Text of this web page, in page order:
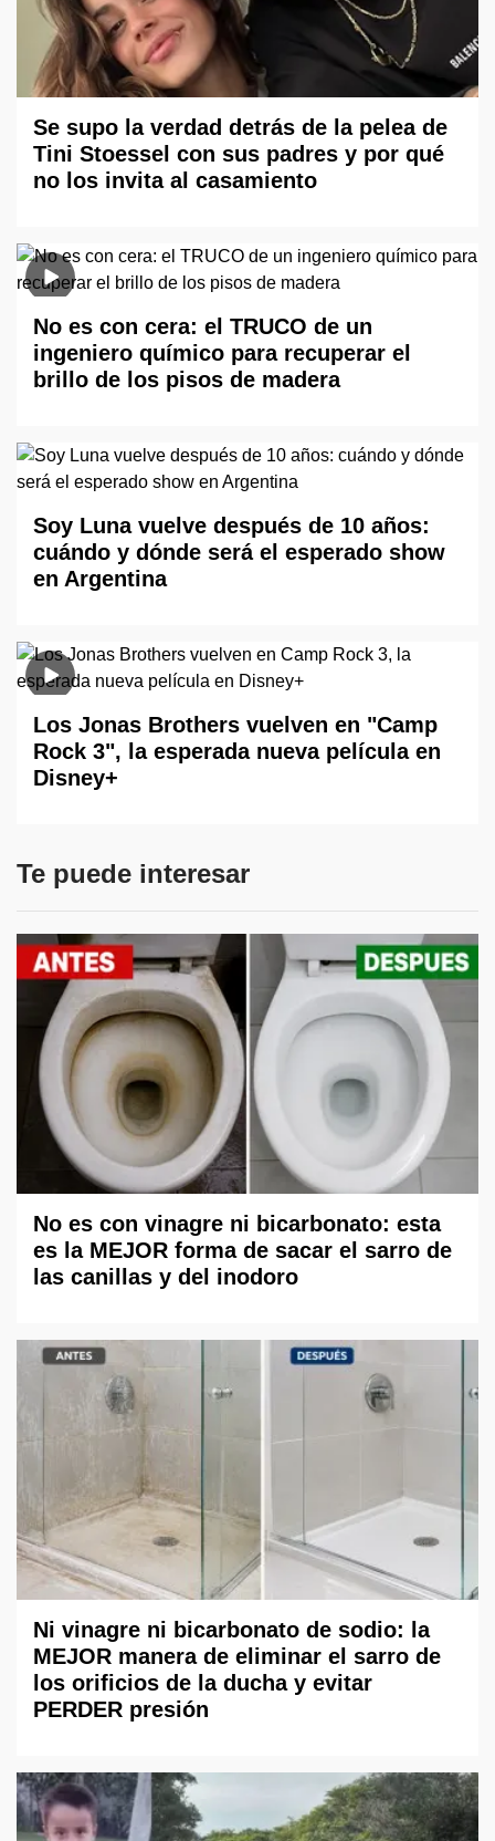
Se supo la verdad detrás de la pelea de
Tini Stoessel con sus padres y por qué
no los invita al casamiento
No es con cera: el TRUCO de un
ingeniero químico para recuperar el
brillo de los pisos de madera
Soy Luna vuelve después de 10 años:
cuándo y dónde será el esperado show
en Argentina
Los Jonas Brothers vuelven en "Camp
Rock 3", la esperada nueva película en
Disney+
Te puede interesar
No es con vinagre ni bicarbonato: esta
es la MEJOR forma de sacar el sarro de
las canillas y del inodoro
Ni vinagre ni bicarbonato de sodio: la
MEJOR manera de eliminar el sarro de
los orificios de la ducha y evitar
PERDER presión